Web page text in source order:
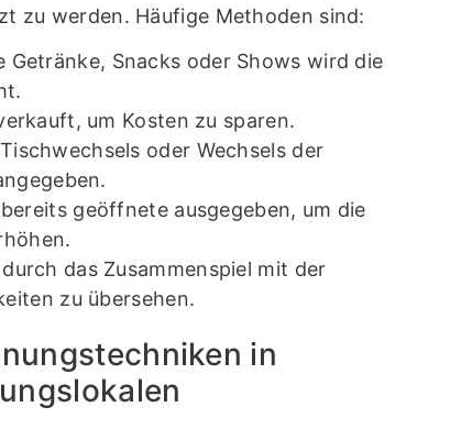
zu werden. Häufige Methoden sind:
Getränke, Snacks oder Shows wird die
um Kosten zu sparen.
oder Wechsels der
geöffnete ausgegeben, um die
das Zusammenspiel mit der
zu übersehen.
in